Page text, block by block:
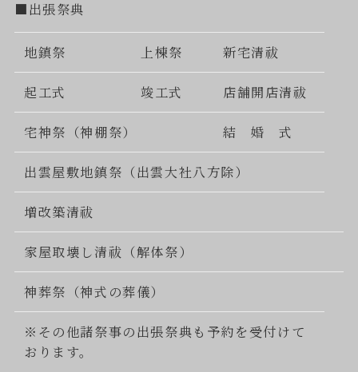
■出張祭典
地鎮祭 上棟祭 新宅清祓
起工式 竣工式 店舗開店清祓
宅神祭（神棚祭） 結 婚 式
出雲屋敷地鎮祭（出雲大社八方除）
増改築清祓
家屋取壊し清祓（解体祭）
神葬祭（神式の葬儀）
※その他諸祭事の出張祭典も予約を受付けて
おります。